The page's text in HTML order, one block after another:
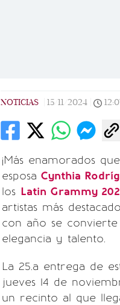
NOTICIAS 15/11/2024
¡Más enamorados
esposa Cynthia
los Latin Grammy
artistas más
con año se
elegancia y talento.
La 25.a entrega de
jueves 14 de
un recinto al que